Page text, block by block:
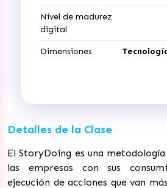
Nivel de madurez
digital
Dimensiones
Detalles de la Clase
El StoryDoing es una
las empresas con sus
ejecución de acciones que van